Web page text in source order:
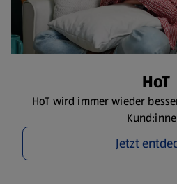
HoT
HoT wird immer wieder
Jetzt